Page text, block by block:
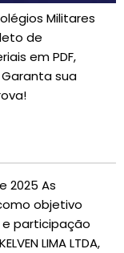
Militares
de
em PDF,
sua
2025 As
objetivo
participação
LIMA LTDA,